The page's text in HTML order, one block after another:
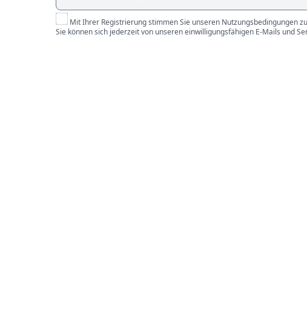
Mit Ihrer Registrierung stimmen Sie unseren Nutzungsbedingungen
Sie können sich jederzeit von unseren einwilligungsfähigen E-Mails und